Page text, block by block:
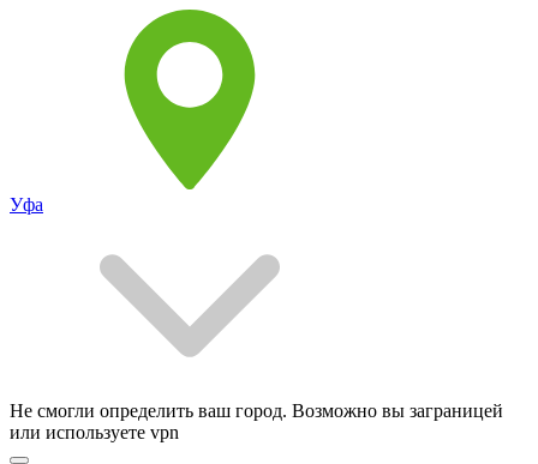
Уфа
Не смогли определить ваш город. Возможно вы заграницей
или используете vpn